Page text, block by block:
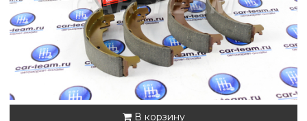
В корзину